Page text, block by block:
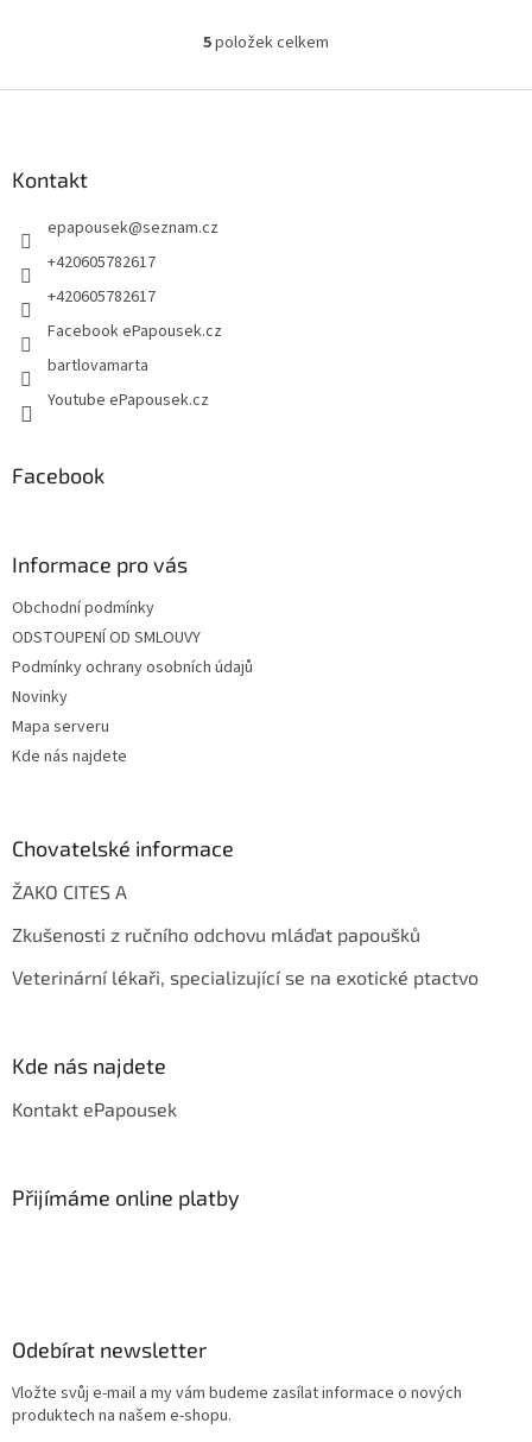
O
l
5položek celkem
Kontakt
epapousek@seznam.cz
+420605782617
+420605782617
Facebook ePapousek.cz
bartlovamarta
Youtube ePapousek.cz
Facebook
Informace pro vás
Obchodní podmínky
ODSTOUPENÍ OD SMLOUVY
Podmínky ochrany osobních údajů
Novinky
Mapa serveru
Kde nás najdete
Chovatelské informace
ŽAKO CITES A
Zkušenosti z ručního odchovu mláďat papoušků
Veterinární lékaři, specializující se na exotické ptactvo
Kde nás najdete
Kontakt ePapousek
Přijímáme online platby
Odebírat newsletter
Vložte svůj e-mail a my vám budeme zasílat informace o nových
produktech na našem e-shopu.